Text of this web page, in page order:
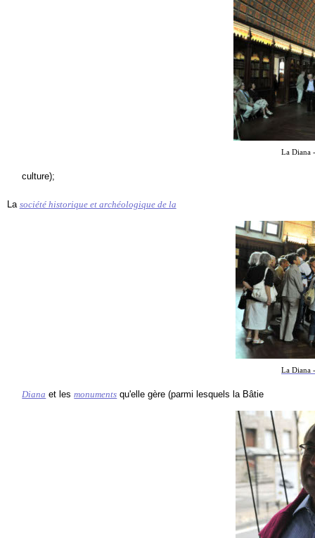
La Diana
culture);
La société historique et archéologique de la
La Diana
Diana et lesmonuments qu'elle gère (parmi lesquels la Bâtie